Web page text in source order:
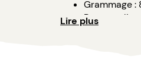
Grammage :
Lire plus